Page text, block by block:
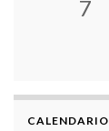
7
CALENDARIO